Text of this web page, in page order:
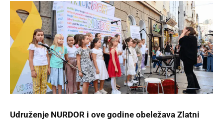
Udruženje NURDOR i ove godine obeležava Zlatni